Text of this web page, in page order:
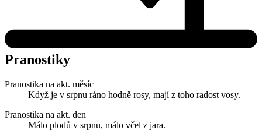
Pranostiky
Pranostika na akt. měsíc
Když je v srpnu ráno hodně rosy, mají z toho radost vosy.
Pranostika na akt. den
Málo plodů v srpnu, málo včel z jara.